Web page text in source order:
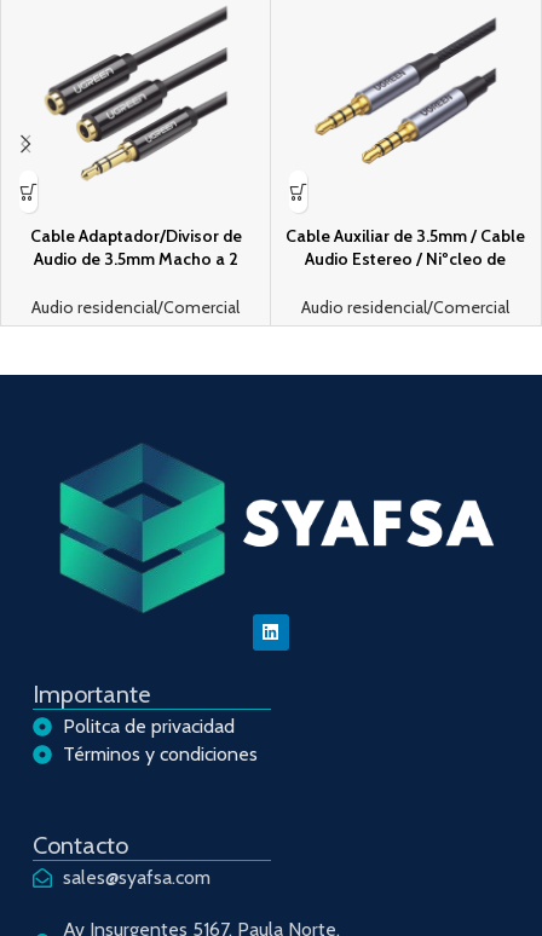
Cable Adaptador/Divisor de
Audio de 3.5mm Macho a 2
25 cm de Longitud / Cable TPE /
Color Negro
Audio residencial/Comercial
Cable Auxiliar de 3.5mm / Cable
Audio Estereo / Niºcleo de
Carcasa de Aluminio Azul + Nylon
Trenzado / Soporta Microfono /
Audio residencial/Comercial
Importante
Politca de privacidad
Términos y condiciones
Contacto
sales@syafsa.com
Av Insurgentes 5167, Paula Norte,